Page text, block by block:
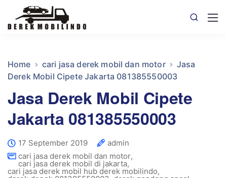
Home cari jasa derek mobil dan motor
Jasa
Derek Mobil Cipete Jakarta 081385550003
Jasa Derek Mobil Cipete
Jakarta 081385550003
17 September 2019
admin
cari jasa derek mobil dan motor,
cari jasa derek mobil di jakarta,
cari jasa derek mobil hub derek mobilindo,